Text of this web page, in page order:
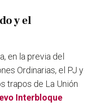
y el
en la previa del
Ordinarias, el PJ y
trapos de La Unión
Interbloque